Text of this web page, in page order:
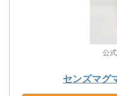
公
センズマグ